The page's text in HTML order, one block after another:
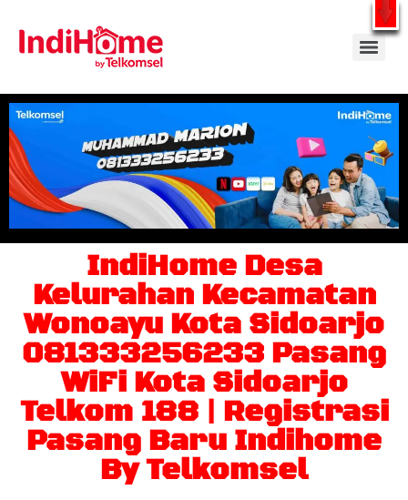
Gratis Pasang Dengan Bayar PDD2 | WiFi 200Rb an By Telkomsel
IndiHome Desa
Kelurahan Kecamatan
Wonoayu Kota Sidoarjo
081333256233 Pasang
WiFi Kota Sidoarjo
Telkom 188 | Registrasi
Pasang Baru Indihome
By Telkomsel